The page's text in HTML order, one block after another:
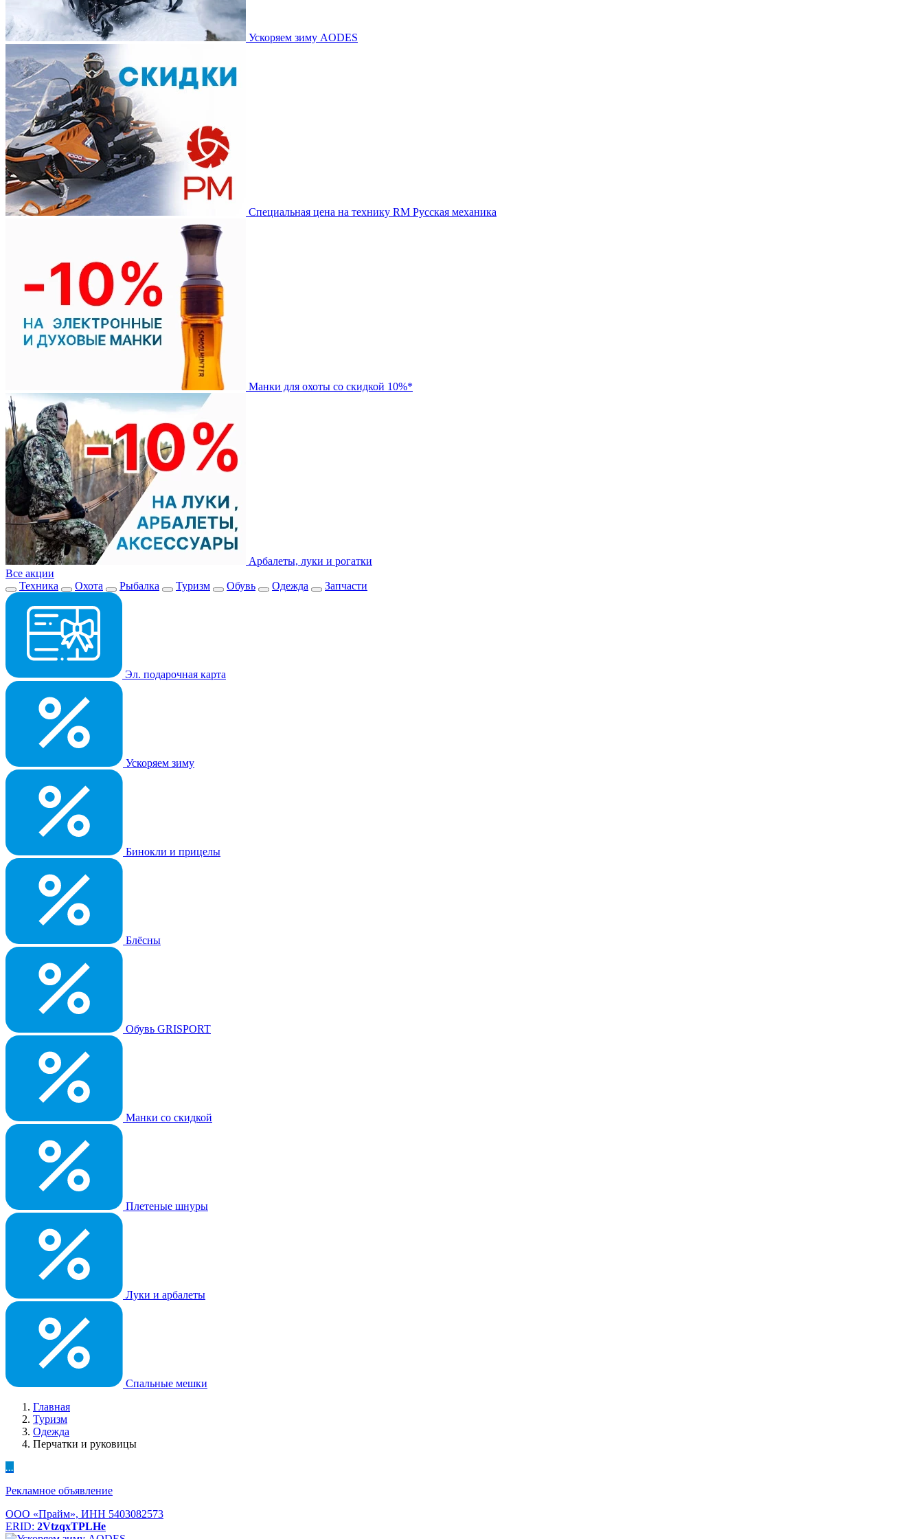
Ускоряем зиму AODES
Специальная цена на технику RM Русская механика
Манки для охоты со скидкой 10%*
Арбалеты, луки и рогатки
Все акции
Техника
Охота Рыбалка Туризм Обувь Одежда Запчасти
Эл. подарочная карта
Ускоряем зиму
Бинокли и прицелы
Блёсны
Обувь GRISPORT
Манки со скидкой
Плетеные шнуры
Луки и арбалеты
Спальные мешки
Главная
Туризм
Одежда
Перчатки и руковицы
...
Рекламное объявление
ООО «Прайм», ИНН 5403082573
ERID: 2VtzqxTPLHe